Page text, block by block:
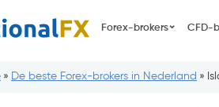
Forex-brokers CFD-
» De beste Forex-brokers in Nederland »